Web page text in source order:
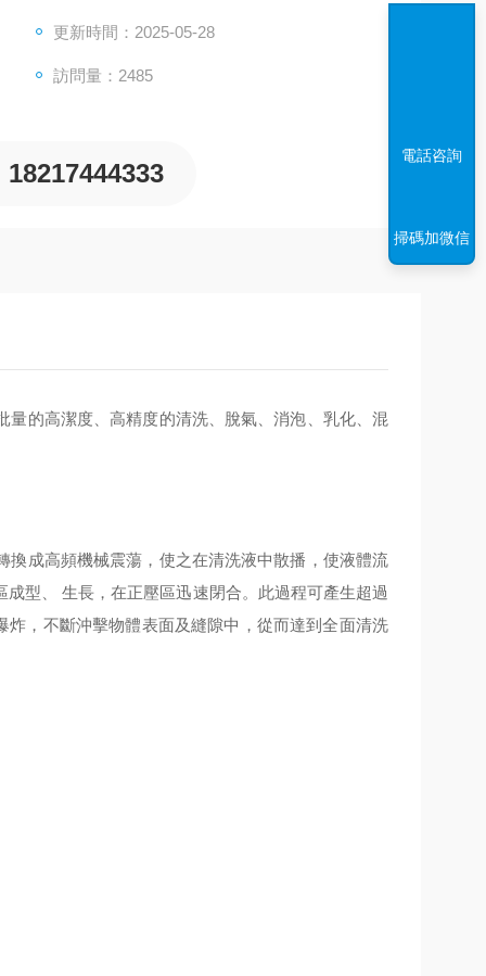
更新時間：2025-05-28
訪問量：2485
18217444333
的高潔度、高精度的清洗、脫氣、消泡、乳化、混
換成高頻機械震蕩，使之在清洗液中散播，使液體流
型、 生長，在正壓區迅速閉合。此過程可產生超過
炸，不斷沖擊物體表面及縫隙中，從而達到全面清洗
電話咨詢
掃碼加微信